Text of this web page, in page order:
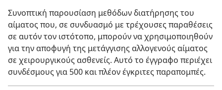
Συνοπτική παρουσίαση μεθόδων διατήρησης του
αίματος που, σε συνδυασμό με τρέχουσες παραθέσεις
σε αυτόν τον ιστότοπο, μπορούν να χρησιμοποιηθούν
για την αποφυγή της μετάγγισης αλλογενούς αίματος
σε χειρουργικούς ασθενείς. Αυτό το έγγραφο περιέχει
συνδέσμους για 500 και πλέον έγκριτες παραπομπές.